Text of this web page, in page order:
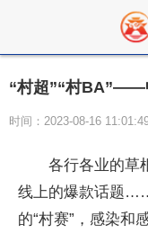
“村超”“村BA”——
时间：2023-08-16
各行各业的草
线上的爆款话题……
的“村赛”，感染和